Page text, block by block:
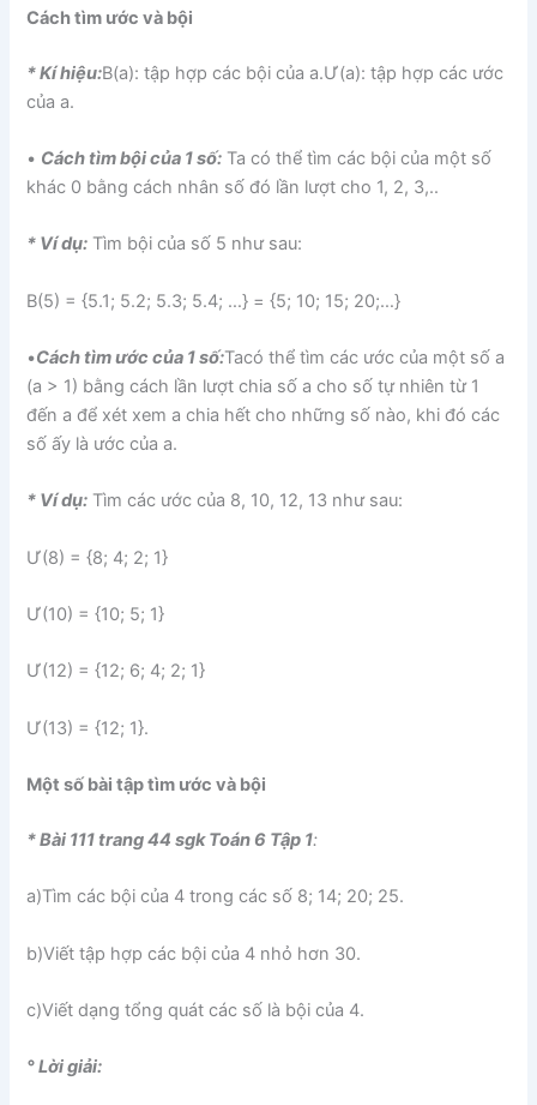
Cách tìm ước và bội
* Kí hiệu:B(a): tập hợp các bội của a.Ư(a): tập hợp các ước
của a.
• Cách tìm bội của 1 số: Ta có thể tìm các bội của một số
khác 0 bằng cách nhân số đó lần lượt cho 1, 2, 3,..
* Ví dụ: Tìm bội của số 5 như sau:
B(5) = {5.1; 5.2; 5.3; 5.4; …} = {5; 10; 15; 20;…}
•Cách tìm ước của 1 số:Tacó thể tìm các ước của một số a
(a > 1) bằng cách lần lượt chia số a cho số tự nhiên từ 1
đến a để xét xem a chia hết cho những số nào, khi đó các
số ấy là ước của a.
* Ví dụ: Tìm các ước của 8, 10, 12, 13 như sau:
Ư(8) = {8; 4; 2; 1}
Ư(10) = {10; 5; 1}
Ư(12) = {12; 6; 4; 2; 1}
Ư(13) = {12; 1}.
Một số bài tập tìm ước và bội
* Bài 111 trang 44 sgk Toán 6 Tập 1:
a)Tìm các bội của 4 trong các số 8; 14; 20; 25.
b)Viết tập hợp các bội của 4 nhỏ hơn 30.
c)Viết dạng tổng quát các số là bội của 4.
° Lời giải: